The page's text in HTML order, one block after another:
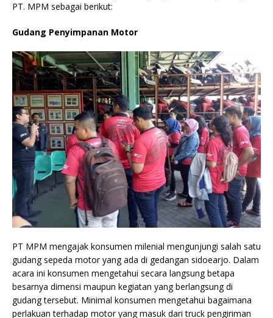
PT. MPM sebagai berikut:
Gudang Penyimpanan Motor
PT MPM mengajak konsumen milenial mengunjungi salah satu
gudang sepeda motor yang ada di gedangan sidoearjo. Dalam
acara ini konsumen mengetahui secara langsung betapa
besarnya dimensi maupun kegiatan yang berlangsung di
gudang tersebut. Minimal konsumen mengetahui bagaimana
perlakuan terhadap motor yang masuk dari truck pengiriman